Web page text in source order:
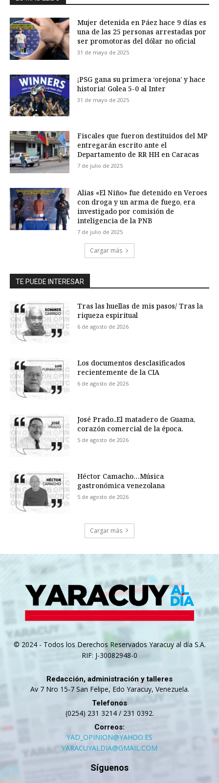
Mujer detenida en Páez hace 9 días es
una de las 25 personas arrestadas por
ser promotoras del dólar no oficial
31 de mayo de 2025
¡PSG gana su primera ‘orejona’ y hace
historia! Golea 5-0 al Inter
31 de mayo de 2025
Fiscales que fueron destituidos del MP
entregarán escrito ante el
Departamento de RR HH en Caracas
7 de julio de 2025
Alias «El Niño» fue detenido en Veroes
con droga y un arma de fuego, era
investigado por comisión de
inteligencia de la PNB
7 de julio de 2025
Cargar más
TE PUEDE INTERESAR
Tras las huellas de mis pasos/ Tras la
riqueza espiritual
6 de agosto de 2026
Los documentos desclasificados
recientemente de la CIA
6 de agosto de 2026
José Prado..El matadero de Guama,
corazón comercial de la época.
5 de agosto de 2026
Héctor Camacho…Música
gastronómica venezolana
5 de agosto de 2026
Cargar más
© 2024 - Todos los Derechos Reservados Yaracuy al día S.A.
RIF: J-30082948-0
Redacción, administración y talleres
Av 7 Nro 15-7 San Felipe, Edo Yaracuy, Venezuela.
Telefonos
(0254) 231 3214 / 231 0392.
Correos:
YAD_OPINION@YAHOO.ES
YARACUYALDIA@GMAIL.COM
Síguenos